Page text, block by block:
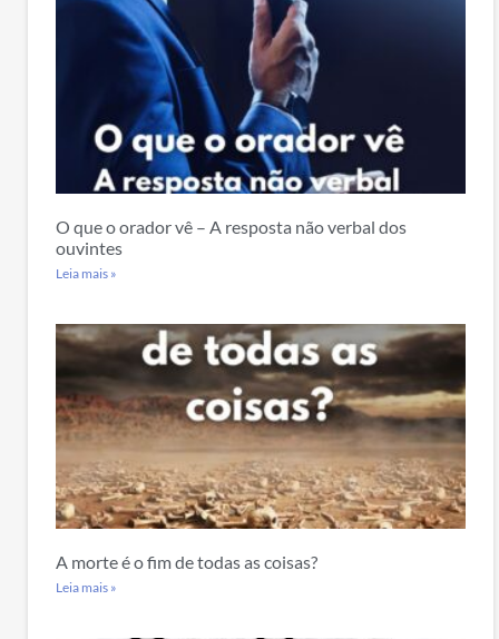
O que o orador vê – A resposta não verbal dos
ouvintes
Leia mais »
A morte é o fim de todas as coisas?
Leia mais »